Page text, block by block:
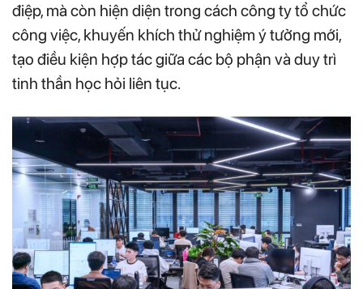
điệp, mà còn hiện diện trong cách công ty tổ chức
công việc, khuyến khích thử nghiệm ý tưởng mới,
tạo điều kiện hợp tác giữa các bộ phận và duy trì
tinh thần học hỏi liên tục.